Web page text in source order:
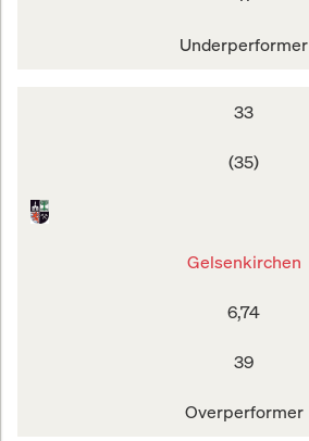
Underperformer
33
(35)
Gelsenkirchen
6,74
39
Overperformer